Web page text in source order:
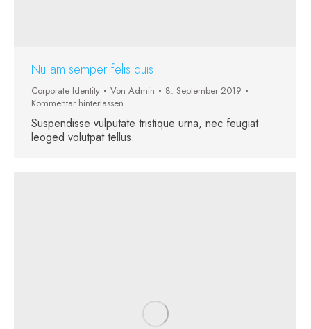
Nullam semper felis quis
Corporate Identity Von Admin
8. September 2019
Kommentar hinterlassen
Suspendisse vulputate tristique urna, nec feugiat
leoged volutpat tellus.